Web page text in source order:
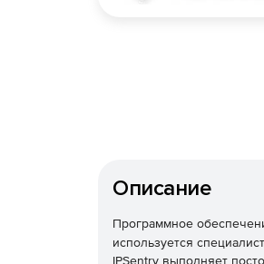
Описание
Программное
используется
IPSentry выполняет